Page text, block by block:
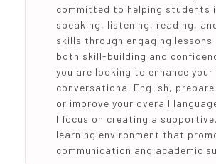
committed to helping students
speaking, listening, reading,
skills through engaging
both skill-building and
you are looking to enhance your
conversational English,
or improve your overall
I focus on creating a
learning environment that
communication and academic